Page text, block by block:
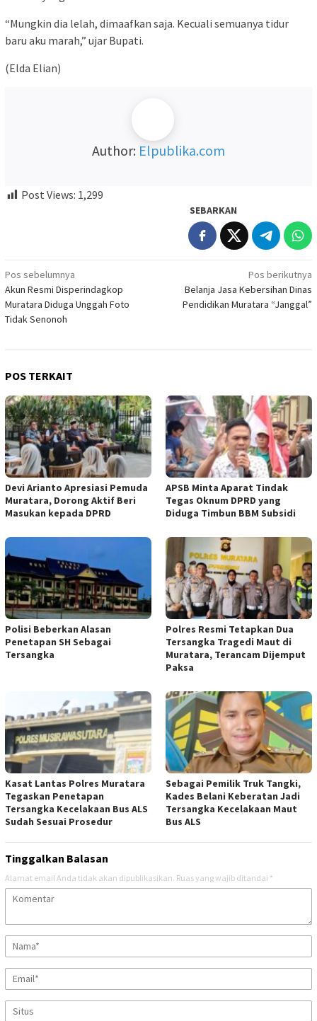
“Mungkin dia lelah, dimaafkan saja. Kecuali semuanya tidur
baru aku marah,” ujar Bupati.
(Elda Elian)
Author: Elpublika.com
Post Views: 1,299
SEBARKAN
Navigasi
pos
Pos sebelumnya
Akun Resmi Disperindagkop
Muratara Diduga Unggah Foto
Tidak Senonoh
Pos berikutnya
Belanja Jasa Kebersihan Dinas
Pendidikan Muratara “Janggal”
POS TERKAIT
Devi Arianto Apresiasi Pemuda
Muratara, Dorong Aktif Beri
Masukan kepada DPRD
APSB Minta Aparat Tindak
Tegas Oknum DPRD yang
Diduga Timbun BBM Subsidi
Polisi Beberkan Alasan
Penetapan SH Sebagai
Tersangka
Polres Resmi Tetapkan Dua
Tersangka Tragedi Maut di
Muratara, Terancam Dijemput
Paksa
Kasat Lantas Polres Muratara
Tegaskan Penetapan
Tersangka Kecelakaan Bus ALS
Sudah Sesuai Prosedur
Sebagai Pemilik Truk Tangki,
Kades Belani Keberatan Jadi
Tersangka Kecelakaan Maut
Bus ALS
Tinggalkan Balasan
Alamat email Anda tidak akan dipublikasikan. Ruas yang wajib ditandai *